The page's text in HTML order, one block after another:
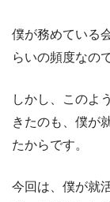
僕が務めている
らいの頻度なの
しかし、このよ
きたのも、僕が
たからです。
今回は、僕が就